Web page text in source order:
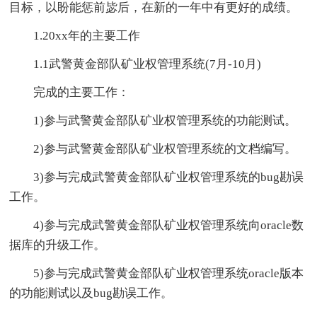
目标，以盼能惩前毖后，在新的一年中有更好的成绩。
1.20xx年的主要工作
1.1武警黄金部队矿业权管理系统(7月-10月)
完成的主要工作：
1)参与武警黄金部队矿业权管理系统的功能测试。
2)参与武警黄金部队矿业权管理系统的文档编写。
3)参与完成武警黄金部队矿业权管理系统的bug勘误
工作。
4)参与完成武警黄金部队矿业权管理系统向oracle数
据库的升级工作。
5)参与完成武警黄金部队矿业权管理系统oracle版本
的功能测试以及bug勘误工作。